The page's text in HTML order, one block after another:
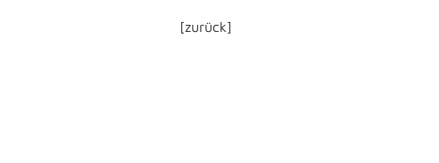
[zurück]